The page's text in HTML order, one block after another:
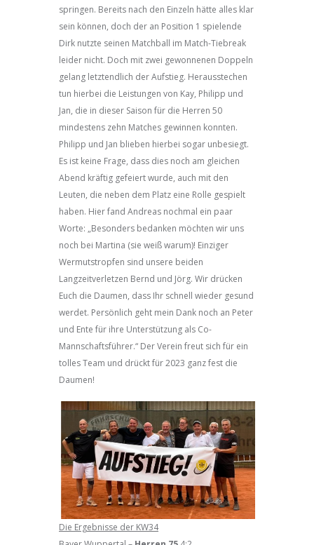
springen. Bereits nach den Einzeln hätte alles klar
sein können, doch der an Position 1 spielende
Dirk nutzte seinen Matchball im Match-Tiebreak
leider nicht. Doch mit zwei gewonnenen Doppeln
gelang letztendlich der Aufstieg. Herausstechen
tun hierbei die Leistungen von Kay, Philipp und
Jan, die in dieser Saison für die Herren 50
mindestens zehn Matches gewinnen konnten.
Philipp und Jan blieben hierbei sogar unbesiegt.
Es ist keine Frage, dass dies noch am gleichen
Abend kräftig gefeiert wurde, auch mit den
Leuten, die neben dem Platz eine Rolle gespielt
haben. Hier fand Andreas nochmal ein paar
Worte: „Besonders bedanken möchten wir uns
noch bei Martina (sie weiß warum)! Einziger
Wermutstropfen sind unsere beiden
Langzeitverletzen Bernd und Jörg. Wir drücken
Euch die Daumen, dass Ihr schnell wieder gesund
werdet. Persönlich geht mein Dank noch an Peter
und Ente für ihre Unterstützung als Co-
Mannschaftsführer.“ Der Verein freut sich für ein
tolles Team und drückt für 2023 ganz fest die
Daumen!
Die Ergebnisse der KW34